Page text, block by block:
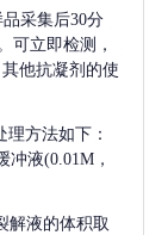
采集后30分
可立即检测，
他抗凝剂的使
方法如下：
冲液(0.01M，
解液的体积取